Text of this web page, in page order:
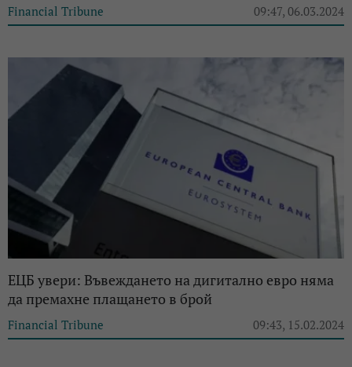
Financial Tribune 09:47, 06.03.2024
ЕЦБ увери: Въвеждането на дигитално евро няма
да премахне плащането в брой
Financial Tribune 09:43, 15.02.2024